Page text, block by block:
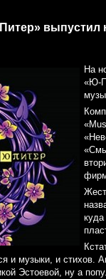
выпустил
На
«Ю-
и музыки, и стихов.
Эстоевой, ну а